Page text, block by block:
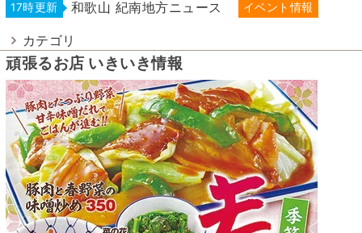
17時更新 和歌山 紀南地方ニュース イベント情報
カテゴリ
頑張るお店 いきいき情報